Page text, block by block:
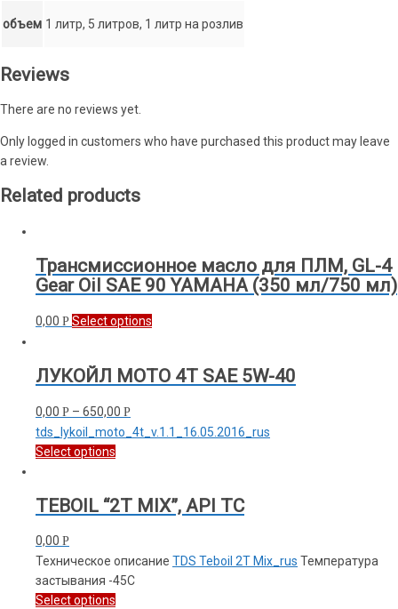
объем 1 литр, 5 литров, 1 литр на розлив
Reviews
There are no reviews yet.
Only logged in customers who have purchased this product may leave
a review.
Related products
Трансмиссионное масло для ПЛМ, GL-4
Gear Oil SAE 90 YAMAHA (350 мл/750 мл)
0,00 Р Select options
ЛУКОЙЛ МОТО 4Т SAE 5W-40
0,00 Р – 650,00 Р
tds_lykoil_moto_4t_v.1.1_16.05.2016_rus
Select options
TEBOIL “2T MIX”, API TC
0,00 Р
Техническое описание TDS Teboil 2T Mix_rus Температура
застывания -45С
Select options